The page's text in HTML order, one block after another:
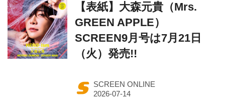
【表紙】大森元貴（Mrs.
GREEN APPLE）
SCREEN9月号は7月21日
（火）発売!!
SCREEN ONLINE